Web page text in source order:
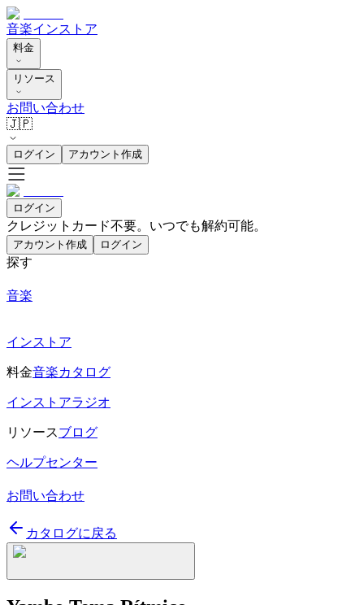
音楽インストア
料金
リソース
お問い合わせ
🇯🇵
ログイン アカウント作成
ログイン
クレジットカード不要。いつでも解約可能。
アカウント作成 ログイン
探す
音楽
インストア
料金音楽カタログ
インストアラジオ
リソースブログ
ヘルプセンター
お問い合わせ
カタログに戻る